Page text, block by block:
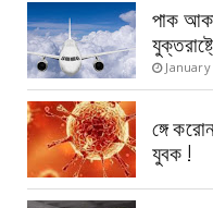
পাক
January
ঙ্গে
যুবক !